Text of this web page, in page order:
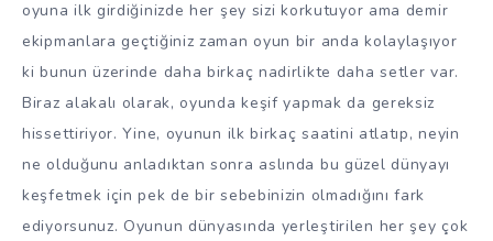
oyuna ilk girdiğinizde her şey sizi korkutuyor ama demir
ekipmanlara geçtiğiniz zaman oyun bir anda kolaylaşıyor
ki bunun üzerinde daha birkaç nadirlikte daha setler var.
Biraz alakalı olarak, oyunda keşif yapmak da gereksiz
hissettiriyor. Yine, oyunun ilk birkaç saatini atlatıp, neyin
ne olduğunu anladıktan sonra aslında bu güzel dünyayı
keşfetmek için pek de bir sebebinizin olmadığını fark
ediyorsunuz. Oyunun dünyasında yerleştirilen her şey çok